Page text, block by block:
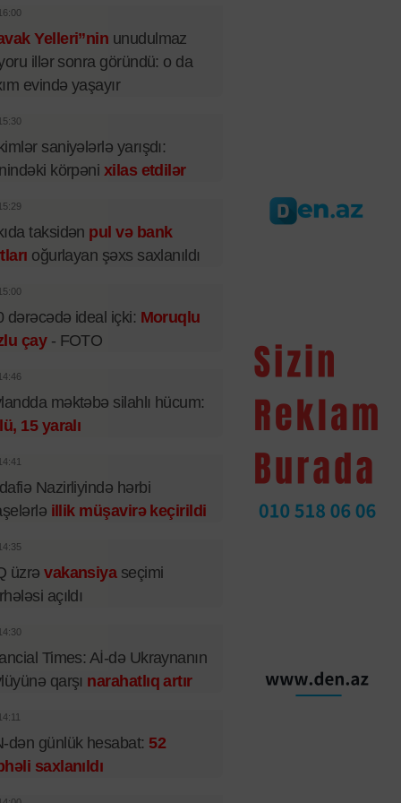
Yelleri”nin unudulmaz
illər sonra göründü: o da
evində yaşayır
saniyələrlə yarışdı:
körpəni xilas etdilər
taksidən pul və bank
oğurlayan şəxs saxlanıldı
dərəcədə ideal içki: Moruqlu
çay- FOTO
məktəbə silahlı hücum:
15 yaralı
Nazirliyində hərbi
illik müşavirə keçirildi
üzrəvakansiyaseçimi
açıldı
Times: Aİ-də Ukraynanın
qarşı narahatlıq artır
dən günlük hesabat: 52
saxlanıldı